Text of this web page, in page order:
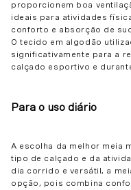
proporcionem boa
ideais para atividades
conforto e absorção de
O tecido em algodão
significativamente para a
calçado esportivo e
Para o uso diário
A escolha da melhor meia
tipo de calçado e da
dia corrido e versátil, a
opção, pois combina